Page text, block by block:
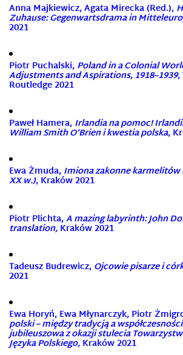
Anna Majkiewicz, Agata Mirecka (Red.),
Zuhause: Gegenwartsdrama in
2021
Piotr Puchalski, Poland in a Colonial
Adjustments and Aspirations, 1918–1939,
Routledge 2021
Paweł Hamera, Irlandia na pomoc!
William Smith O’Brien i kwestia polska,
Ewa Żmuda, Imiona zakonne karmelitów
XX w.), Kraków 2021
Piotr Plichta,A mazing labyrinth: John
translation, Kraków 2021
Tadeusz Budrewicz, Ojcowie pisarze i
2021
Ewa Horyń, Ewa Młynarczyk, Piotr
polski – między tradycją a
jubileuszowa z okazji stulecia
Języka Polskiego, Kraków 2021